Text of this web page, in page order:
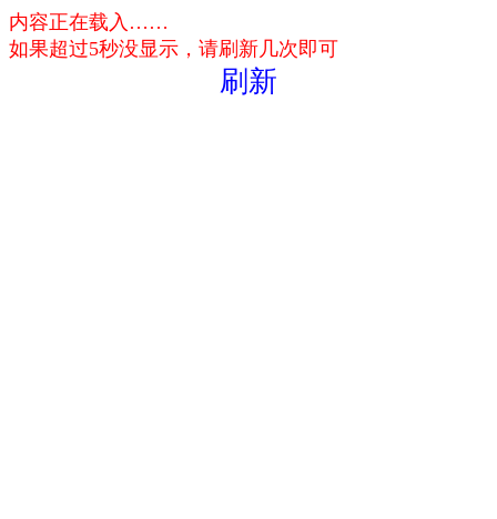
内容正在载入……
如果超过5秒没显示，请刷新几次即可
刷新